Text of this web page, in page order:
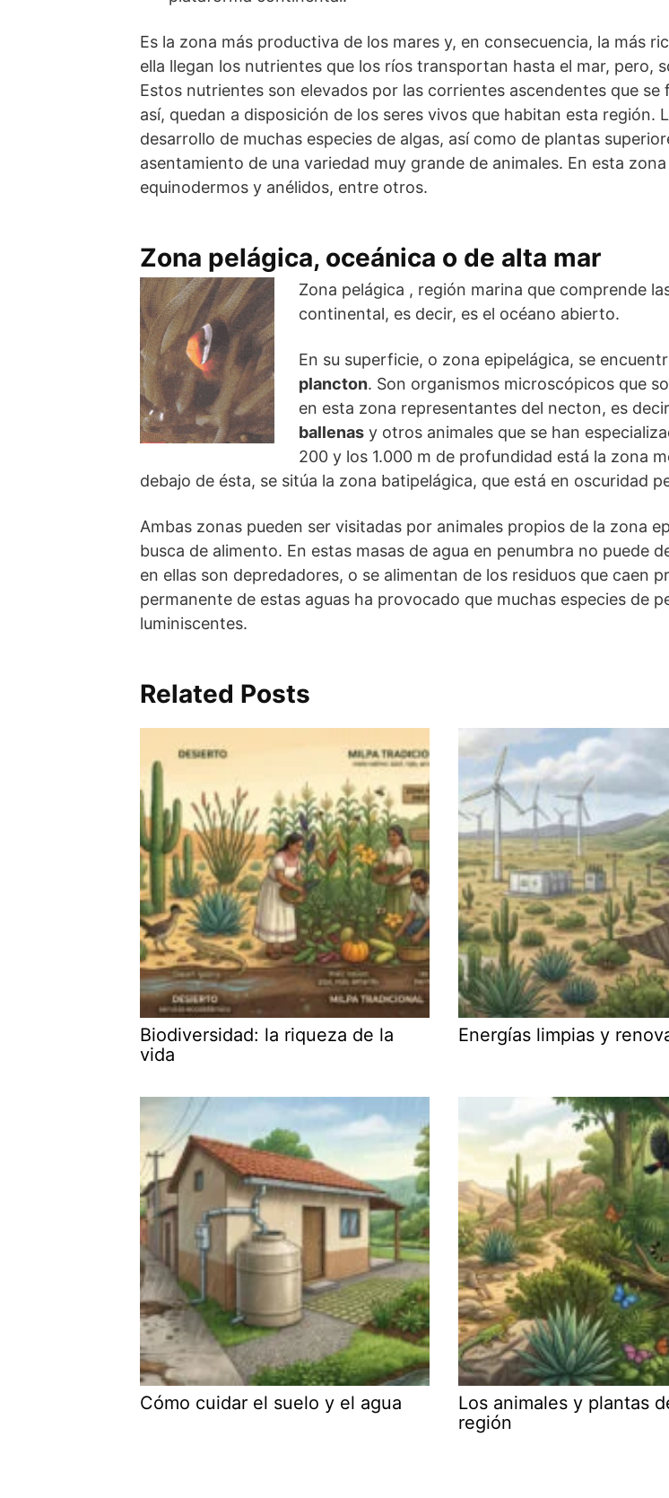
Es la zona más productiva de los mares y, en consecuencia, la más
ella llegan los nutrientes que los ríos transportan hasta el mar, pero,
Estos nutrientes son elevados por las corrientes ascendentes que
así, quedan a disposición de los seres vivos que habitan esta región.
desarrollo de muchas especies de algas, así como de plantas
asentamiento de una variedad muy grande de animales. En esta
equinodermos y anélidos, entre otros.
Zona pelágica, oceánica o de alta mar
Zona pelágica , región marina que comprende
continental, es decir, es el océano abierto.
En su superficie, o zona epipelágica, se
plancton. Son organismos microscópicos que
en esta zona representantes del necton, es
ballenas y otros animales que se han
200 y los 1.000 m de profundidad está la zona
debajo de ésta, se sitúa la zona batipelágica, que está en oscuridad
Ambas zonas pueden ser visitadas por animales propios de la zona
busca de alimento. En estas masas de agua en penumbra no puede
en ellas son depredadores, o se alimentan de los residuos que caen
permanente de estas aguas ha provocado que muchas especies de
luminiscentes.
Related Posts
Biodiversidad: la riqueza de la
vida
Energías limpias y
Cómo cuidar el suelo y el agua
Los animales y plantas
región